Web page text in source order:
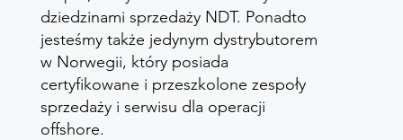
dziedzinami sprzedaży NDT. Ponadto
jesteśmy także jedynym dystrybutorem
w Norwegii, który posiada
certyfikowane i przeszkolone zespoły
sprzedaży i serwisu dla operacji
offshore.